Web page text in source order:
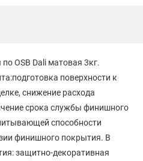
OSB Dali матовая 3кг.
поверхности к
снижение расхода
срока службы финишного
способности
финишного покрытия. В
защитно-декоративная